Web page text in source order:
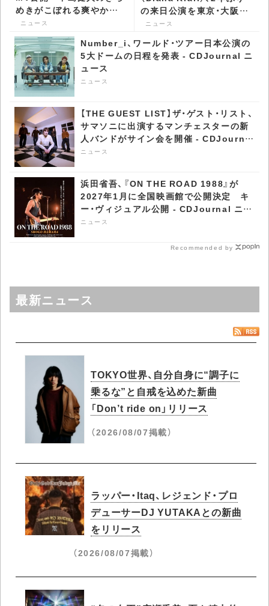
めきがこぼれる爽やかな
和装姿と艶やかな鬼への
変身に注目 - CDJournal
ニュース
ニュース
の来日公演を東京・大阪・
名古屋で開催 -
ニュース
Number_i、ワールド・ツアー日本公演の
5大ドームの日程を発表 - CDJournal ニ
ュース
ニュース
【THE GUEST LIST】ザ・ゲスト・リスト、
サマソニに出演するマンチェスターの新
人バンドがサイン会を開催 - CDJournal
ニュース
ニュース
浜田省吾、『ON THE ROAD 1988』が
2027年1月に全国映画館で公開決定 キ
ー・ヴィジュアル公開 - CDJournal ニュ
ース
ニュース
Recommended by
最新ニュース
TOKYO世界、自分自身に“調子に
乗るな”と自戒を込めた新曲
「Don’t ride on」リリース
（2026/08/07掲載）
ラッパー・Itaq、レジェンド・プロ
デューサーDJ YUTAKAとの新曲
をリリース
（2026/08/07掲載）